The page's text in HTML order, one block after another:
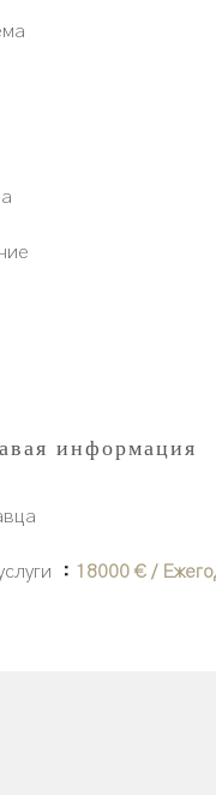
информация
18000 € /